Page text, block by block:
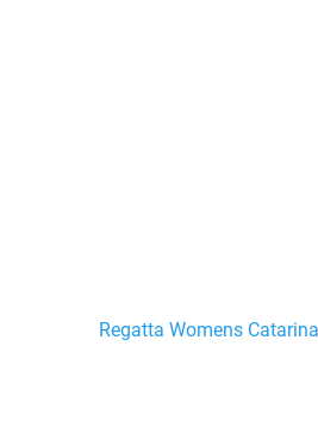
Regatta Womens